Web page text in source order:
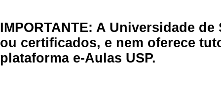
IMPORTANTE: A Universidade
ou certificados, e nem oferece
plataforma e-Aulas USP.